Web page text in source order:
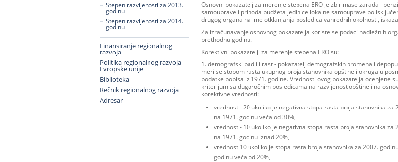
Stepen razvijenosti za 2013.
godinu
Stepen razvijenosti za 2014.
godinu
Finansiranje regionalnog
razvoja
Politika regionalnog razvoja
Evropske unije
Biblioteka
Rečnik regionalnog razvoja
Adresar
Osnovni pokazatelj za merenje stepena ERO je zbir mase zarada i
samouprave i prihoda budžeta jedinice lokalne samouprave po
drugog organa na ime otklanjanja posledica vanrednih okolnosti,
Za izračunavanje osnovnog pokazatelja koriste se podaci nadležnih
prethodnu godinu.
Korektivni pokazatelji za merenje stepena ERO su:
1. demografski pad ili rast - pokazatelj demografskih promena i
meri se stopom rasta ukupnog broja stanovnika opštine i okruga u
podatke popisa iz 1971. godine. Vrednosti ovog pokazatelja ocenjene
kriterijum sa dugoročnim posledicama na razvijenost opštine i na
korektivne vrednosti:
vrednost - 20 ukoliko je negativna stopa rasta broja stanovnika za
na 1971. godinu veća od 30%,
vrednost - 10 ukoliko je negativna stopa rasta broja stanovnika za
na 1971. godinu iznad 20%,
vrednost 10 ukoliko je stopa rasta broja stanovnika za 2007.
godinu veća od 20%,